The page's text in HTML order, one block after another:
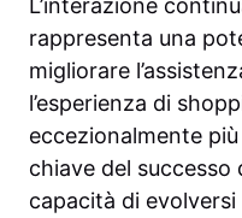
L’interazione
rappresenta una
migliorare
l’esperienza di
eccezionalmente
chiave del successo
capacità di